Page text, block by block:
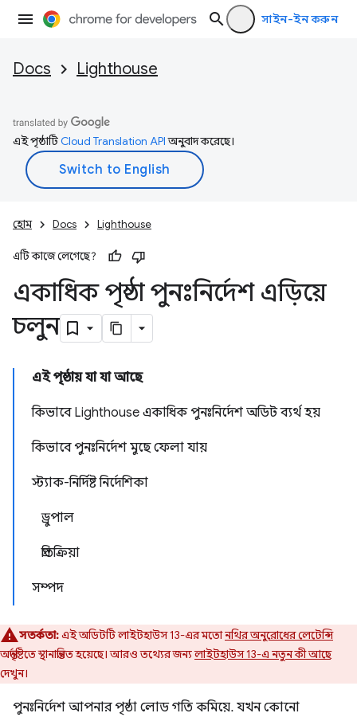
সাইন-ইন করুন
Docs Lighthouse
এই পৃষ্ঠাটিCloud Translation APIঅনুবাদ করেছে।
হোম Docs Lighthouse
এটি কাজে লেগেছে?
একাধিক পৃষ্ঠা পুনঃনির্দেশ এড়িয়ে
চলুন
এই পৃষ্ঠায় যা যা আছে
কিভাবে Lighthouse একাধিক পুনঃনির্দেশ অডিট ব্যর্থ হয়
কিভাবে পুনঃনির্দেশ মুছে ফেলা যায়
স্ট্যাক-নির্দিষ্ট নির্দেশিকা
ড্রুপাল
প্রতিক্রিয়া
সম্পদ
সতর্কতা:এই অডিটটি লাইটহাউস 13-এর মতোনথির অনুরোধের লেটেন্সি
অন্তর্দৃষ্টিতে স্থানান্তরিত হয়েছে। আরও তথ্যের জন্যলাইটহাউস 13-এ নতুন কী আছে
দেখুন।
পুনঃনির্দেশ আপনার পৃষ্ঠা লোড গতি কমিয়ে. যখন কোনো